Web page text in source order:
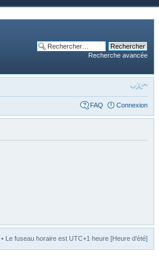
Recherche avancée
FAQ Connexion
• Le fuseau horaire est UTC+1 heure [Heure d’été]